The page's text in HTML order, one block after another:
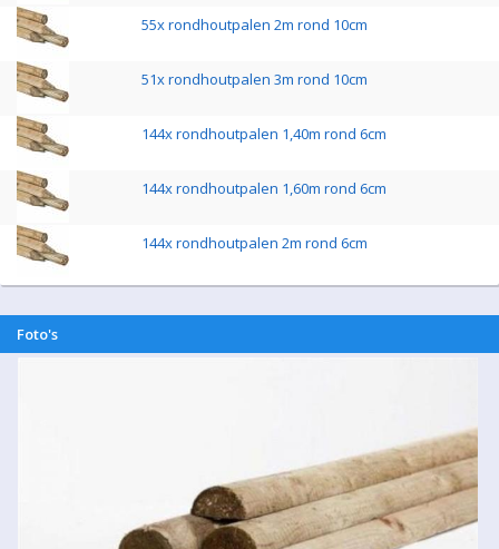
55x rondhoutpalen 2m rond 10cm
51x rondhoutpalen 3m rond 10cm
144x rondhoutpalen 1,40m rond 6cm
144x rondhoutpalen 1,60m rond 6cm
144x rondhoutpalen 2m rond 6cm
Foto's